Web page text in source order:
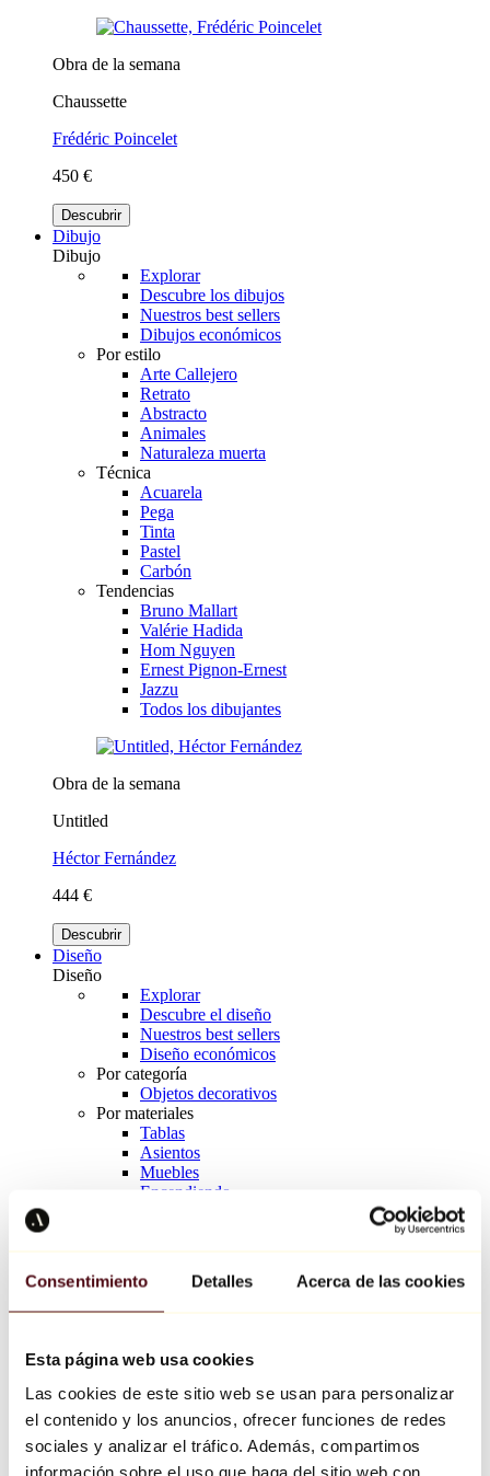
Consentimiento Detalles Acerca de las cookies
Esta página web usa cookies
Las cookies de este sitio web se usan para personalizar
el contenido y los anuncios, ofrecer funciones de redes
sociales y analizar el tráfico. Además, compartimos
información sobre el uso que haga del sitio web con
Obra de la semana
Chaussette
Frédéric Poincelet
450 €
Descubrir
Dibujo
Dibujo
Explorar
Descubre los dibujos
Nuestros best sellers
Dibujos económicos
Por estilo
Arte Callejero
Retrato
Abstracto
Animales
Naturaleza muerta
Técnica
Acuarela
Pega
Tinta
Pastel
Carbón
Tendencias
Bruno Mallart
Valérie Hadida
Hom Nguyen
Ernest Pignon-Ernest
Jazzu
Todos los dibujantes
Obra de la semana
Untitled
Héctor Fernández
444 €
Descubrir
Diseño
Diseño
Explorar
Descubre el diseño
Nuestros best sellers
Diseño económicos
Por categoría
Objetos decorativos
Por materiales
Tablas
Asientos
Muebles
Encendiendo
Richard Orlinski
Keith Haring
Jeff Koons
Jean-Michel Basquiat
Todos los diseñadores
Obra de la semana